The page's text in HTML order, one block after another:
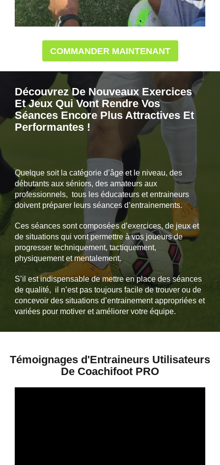
COMMANDER MAINTENANT
Découvrez De Nouveaux Exercices
Et Jeux Qui Vont Rendre Vos
Séances Encore Plus Attractives Et
Performantes !
Quelque soit la catégorie d’âge et le niveau, des
débutants aux séniors, des amateurs aux
professionnels, tous les éducateurs et entraineurs
doivent préparer leurs séances d’entrainements.
Ces séances sont composées d’exercices, de jeux et
de situations qui vont permettre à vos joueurs de
progresser techniquement, tactiquement,
physiquement et mentalement.
S’il est indispensable de mettre en place des séances
de qualité, il n’est pas toujours facile de trouver ou de
concevoir des situations d’entrainement appropriées et
variées pour motiver et améliorer votre équipe.
Témoignages d'Entraineurs Utilisateurs
De Coachifoot PRO